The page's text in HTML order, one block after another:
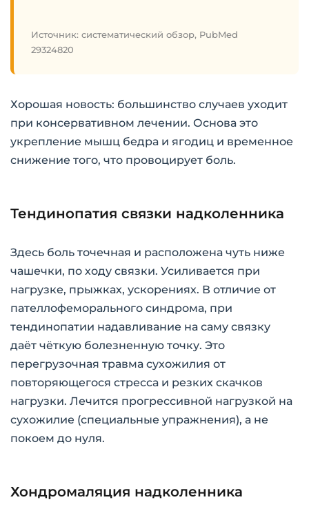
Источник: систематический обзор, PubMed
29324820
Хорошая новость: большинство случаев уходит
при консервативном лечении. Основа это
укрепление мышц бедра и ягодиц и временное
снижение того, что провоцирует боль.
Тендинопатия связки надколенника
Здесь боль точечная и расположена чуть ниже
чашечки, по ходу связки. Усиливается при
нагрузке, прыжках, ускорениях. В отличие от
пателлофеморального синдрома, при
тендинопатии надавливание на саму связку
даёт чёткую болезненную точку. Это
перегрузочная травма сухожилия от
повторяющегося стресса и резких скачков
нагрузки. Лечится прогрессивной нагрузкой на
сухожилие (специальные упражнения), а не
покоем до нуля.
Хондромаляция надколенника